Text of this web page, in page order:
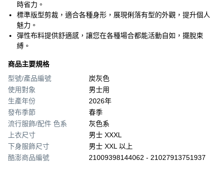
時省力。
標準版型剪裁，適合各種身形，展現俐落有型的外觀，提升個人
魅力。
彈性布料提供舒適感，讓您在各種場合都能活動自如，擺脫束
縛。
商品主要規格
型號/產品編號
炭灰色
使用對象
男士用
生產年份
2026年
發布季節
春季
流行服飾/配件 色系
灰色系
上衣尺寸
男士 XXXL
下身服飾尺寸
男士 XXL 以上
酷澎商品編號
21009398144062 - 21027913751937